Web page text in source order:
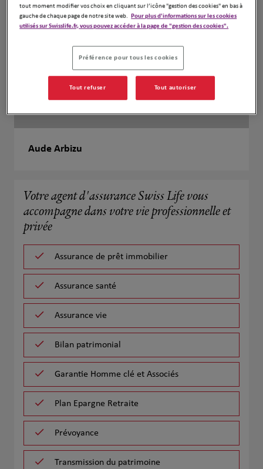
Aude Arbizu
Votre agent d'assurance Swiss Life vous
accompagne dans votre vie professionnelle et
privée
Assurance de prêt immobilier
Assurance santé
Assurance vie
Bilan patrimonial
Garantie Homme clé et Associés
Plan Epargne Retraite
Prévoyance
Transmission du patrimoine
tout moment modifier vos choix en cliquant sur l’icône "gestion des cookies" en bas à
gauche de chaque page de notre site web. Pour plus d'informations sur les cookies
utilisés sur Swisslife.fr, vous pouvez accéder à la page de "gestion des cookies".
Préférence pour tous les cookies
Tout refuser Tout autoriser